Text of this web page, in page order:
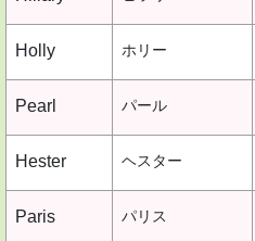
Holly ホリー
Pearl パール
Hester ヘスター
Paris パリス